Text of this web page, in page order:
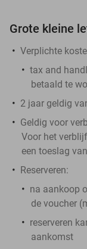
Grote kleine
Verplichte
tax and
betaald te
2 jaar geldig
Geldig voor
Voor het
een toeslag
Reserveren:
na aankoop
de voucher
reserveren
aankomst